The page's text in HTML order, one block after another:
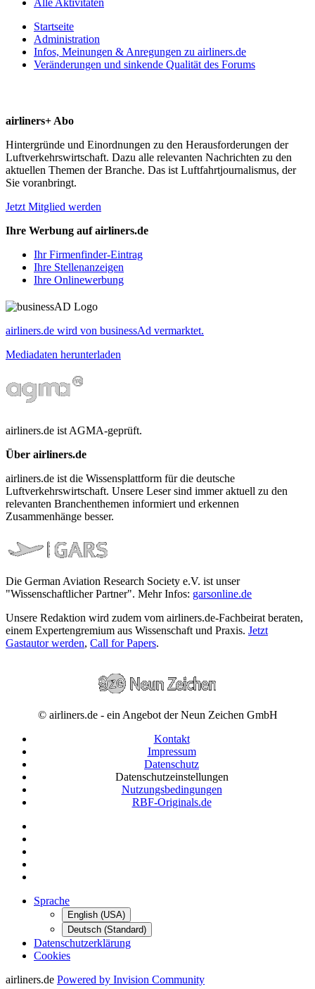
Startseite
Administration
Infos, Meinungen & Anregungen zu airliners.de
Veränderungen und sinkende Qualität des Forums
airliners+ Abo
Hintergründe und Einordnungen zu den Herausforderungen der
Luftverkehrswirtschaft. Dazu alle relevanten Nachrichten zu den
aktuellen Themen der Branche. Das ist Luftfahrtjournalismus, der
Sie voranbringt.
Jetzt Mitglied werden
Ihre Werbung auf airliners.de
Ihr Firmenfinder-Eintrag
Ihre Stellenanzeigen
Ihre Onlinewerbung
airliners.de wird von businessAd vermarktet.
Mediadaten herunterladen
airliners.de ist AGMA-geprüft.
Über airliners.de
airliners.de ist die Wissensplattform für die deutsche
Luftverkehrswirtschaft. Unsere Leser sind immer aktuell zu den
relevanten Branchenthemen informiert und erkennen
Zusammenhänge besser.
Die German Aviation Research Society e.V. ist unser
"Wissenschaftlicher Partner". Mehr Infos: garsonline.de
Unsere Redaktion wird zudem vom airliners.de-Fachbeirat beraten,
einem Expertengremium aus Wissenschaft und Praxis. Jetzt
Gastautor werden, Call for Papers.
© airliners.de - ein Angebot der Neun Zeichen GmbH
Kontakt
Impressum
Datenschutz
Datenschutzeinstellungen
Nutzungsbedingungen
RBF-Originals.de
Sprache
English (USA)
Deutsch (Standard)
Datenschutzerklärung
Cookies
airliners.de Powered by Invision Community